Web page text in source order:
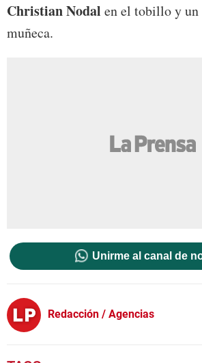
Christian Nodal en el tobillo y un
muñeca.
Unirme al canal de
Redacción / Agencias